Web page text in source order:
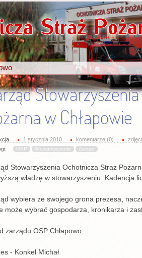
w Chłapowie
1 stycznia 2010 komentarze (0)
OSP Stowarzyszenie Zarząd
Stowarzyszenia Ochotnicza Straż
władzę w stowarzyszeniu. Kadencja
wybiera ze swojego grona prezesa,
może wybrać gospodarza, kronikarza i
zarządu OSP Chłapowo:
- Konkel Michał